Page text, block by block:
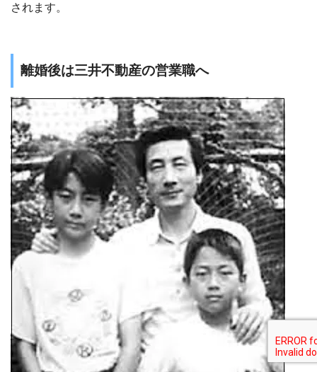
されます。
離婚後は三井不動産の営業職へ